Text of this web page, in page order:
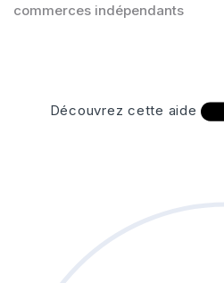
commerces indépendants
Découvrez cette aide